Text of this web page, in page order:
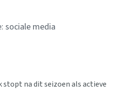
sociale media
stopt na dit seizoen als actieve